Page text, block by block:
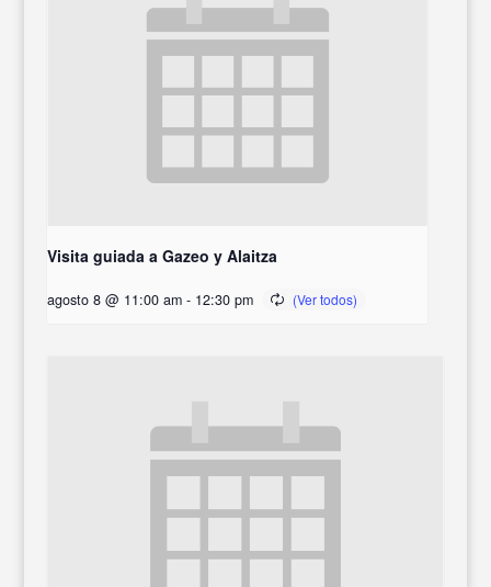
Visita guiada a Gazeo y Alaitza
agosto 8 @ 11:00 am - 12:30 pm